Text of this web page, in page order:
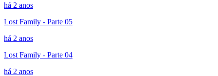
há 2 anos
Lost Family - Parte 05
há 2 anos
Lost Family - Parte 04
há 2 anos